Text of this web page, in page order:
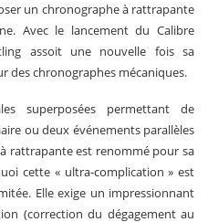
un chronographe à rattra­pante
Avec le lance­ment du Calibre
assoit une nouvelle fois sa
des chronographes mécaniques.
superposées permet­tant de
ou deux événements parallèles
rattrapante est renommé pour sa
cette « ultra-complication » est
Elle exige un impressionnant
(correction du dégagement au